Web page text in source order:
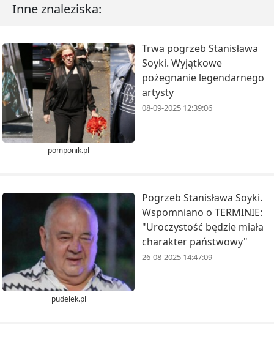
Inne znaleziska:
pomponik.pl
Trwa pogrzeb Stanisława
Soyki. Wyjątkowe
pożegnanie legendarnego
artysty
08-09-2025 12:39:06
pudelek.pl
Pogrzeb Stanisława Soyki.
Wspomniano o TERMINIE:
"Uroczystość będzie miała
charakter państwowy"
26-08-2025 14:47:09